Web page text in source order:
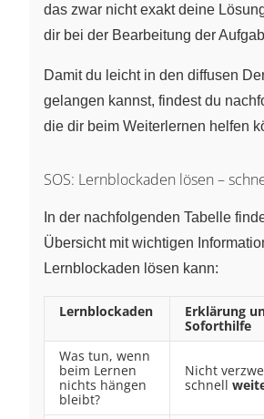
das zwar nicht exakt deine
dir bei der Bearbeitung der
Damit du leicht in den diffusen
gelangen kannst, findest du
die dir beim Weiterlernen helfen
SOS: Lernblockaden lösen –
In der nachfolgenden Tabelle
Übersicht mit wichtigen
Lernblockaden lösen kann:
Lernblockaden
Erklärung
Soforthilfe
Was tun, wenn
beim Lernen
nichts hängen
bleibt?
Nicht
schnell